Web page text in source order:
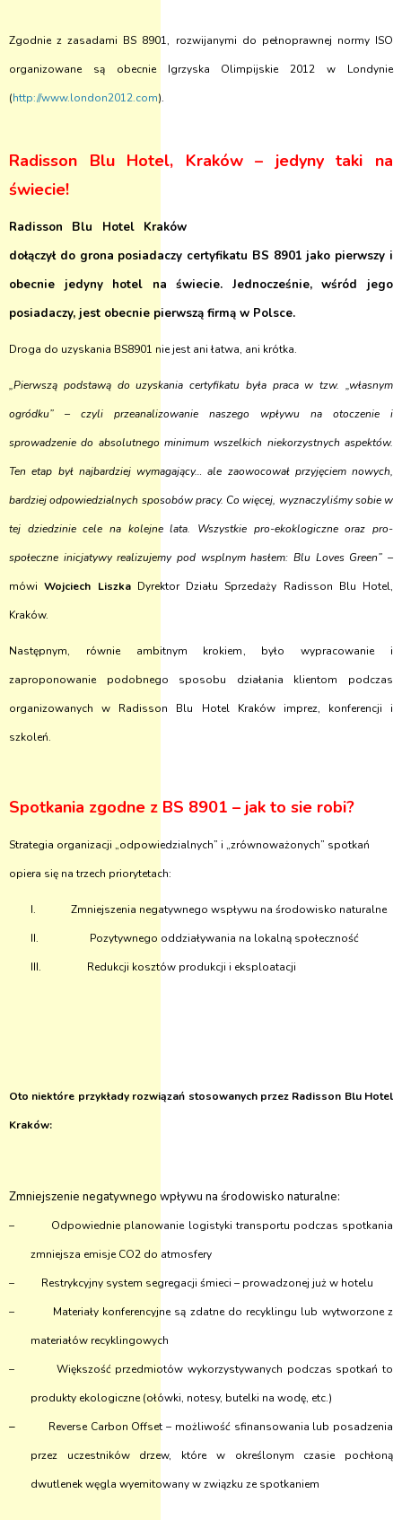
Zgodnie z zasadami BS 8901, rozwijanymi do pełnoprawnej normy ISO
organizowane są obecnie Igrzyska Olimpijskie 2012 w Londynie
(http://www.london2012.com).
Radisson Blu Hotel, Kraków – jedyny taki na
świecie!
Radisson Blu Hotel Kraków
dołączył do grona posiadaczy certyfikatu BS 8901 jako pierwszy i
obecnie jedyny hotel na świecie. Jednocześnie, wśród jego
posiadaczy, jest obecnie pierwszą firmą w Polsce.
Droga do uzyskania BS8901 nie jest ani łatwa, ani krótka.
„Pierwszą podstawą do uzyskania certyfikatu była praca w tzw. „własnym
ogródku” – czyli przeanalizowanie naszego wpływu na otoczenie i
sprowadzenie do absolutnego minimum wszelkich niekorzystnych aspektów.
Ten etap był najbardziej wymagający… ale zaowocował przyjęciem nowych,
bardziej odpowiedzialnych sposobów pracy. Co więcej, wyznaczyliśmy sobie w
tej dziedzinie cele na kolejne lata. Wszystkie pro-ekoklogiczne oraz pro-
społeczne inicjatywy realizujemy pod wsplnym hasłem: Blu Loves Green” –
mówiWojciech Liszka Dyrektor Działu Sprzedaży Radisson Blu Hotel,
Kraków.
Następnym, równie ambitnym krokiem, było wypracowanie i
zaproponowanie podobnego sposobu działania klientom podczas
organizowanych w Radisson Blu Hotel Kraków imprez, konferencji i
szkoleń.
Spotkania zgodne z BS 8901 – jak to sie robi?
Strategia organizacji „odpowiedzialnych” i „zrównoważonych” spotkań
opiera się na trzech priorytetach:
I.
Zmniejszenia negatywnego wspływu na środowisko naturalne
II.
Pozytywnego oddziaływania na lokalną społeczność
III.
Redukcji kosztów produkcji i eksploatacji
Oto niektóre przykłady rozwiązań stosowanych przez Radisson Blu Hotel
Kraków:
Zmniejszenie negatywnego wpływu na środowisko naturalne:
–
Odpowiednie planowanie logistyki transportu podczas spotkania
zmniejsza emisje CO2 do atmosfery
–
Restrykcyjny system segregacji śmieci – prowadzonej już w hotelu
–
Materiały konferencyjne są zdatne do recyklingu lub wytworzone z
materiałów recyklingowych
–
Większość przedmiotów wykorzystywanych podczas spotkań to
produkty ekologiczne (ołówki, notesy, butelki na wodę, etc.)
–
Reverse Carbon Offset – możliwość sfinansowania lub posadzenia
przez uczestników drzew, które w określonym czasie pochłoną
dwutlenek węgla wyemitowany w związku ze spotkaniem